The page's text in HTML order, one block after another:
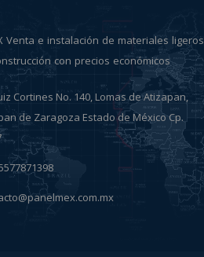
Venta e instalación de materiales ligeros
con precios económicos
Cortines No. 140, Lomas de Atizapan,
de Zaragoza Estado de México Cp.